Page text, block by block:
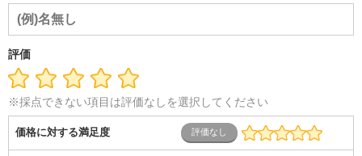
音響
芸能・イベント・コンパニオン
ム開発・SE・インフラ）
導体・制御）
介護
ス
士業・コンサルティング
ービス
コールセンター マーケティング・企画
専業主婦（夫）
営業
評価
※採点できない項目は評価なしを選択してください
価格に対する満足度